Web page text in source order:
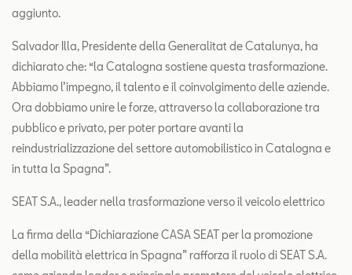
aggiunto.
Salvador Illa, Presidente della Generalitat de Catalunya, ha
dichiarato che: “la Catalogna sostiene questa trasformazione.
Abbiamo l’impegno, il talento e il coinvolgimento delle aziende.
Ora dobbiamo unire le forze, attraverso la collaborazione tra
pubblico e privato, per poter portare avanti la
reindustrializzazione del settore automobilistico in Catalogna e
in tutta la Spagna”.
SEAT S.A., leader nella trasformazione verso il veicolo elettrico
La firma della “Dichiarazione CASA SEAT per la promozione
della mobilità elettrica in Spagna” rafforza il ruolo di SEAT S.A.